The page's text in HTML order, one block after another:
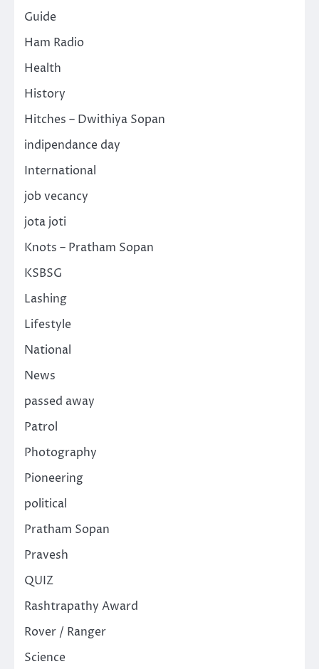
Guide
Ham Radio
Health
History
Hitches – Dwithiya Sopan
indipendance day
International
job vecancy
jota joti
Knots – Pratham Sopan
KSBSG
Lashing
Lifestyle
National
News
passed away
Patrol
Photography
Pioneering
political
Pratham Sopan
Pravesh
QUIZ
Rashtrapathy Award
Rover / Ranger
Science